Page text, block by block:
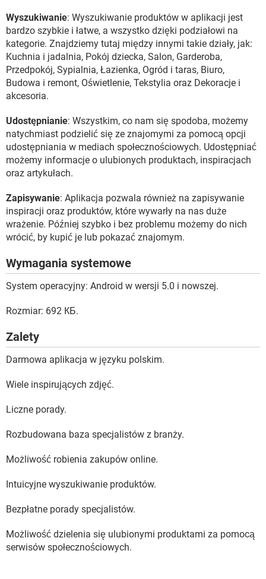
Wyszukiwanie: Wyszukiwanie produktów w aplikacji jest
bardzo szybkie i łatwe, a wszystko dzięki podziałowi na
kategorie. Znajdziemy tutaj między innymi takie działy, jak:
Kuchnia i jadalnia, Pokój dziecka, Salon, Garderoba,
Przedpokój, Sypialnia, Łazienka, Ogród i taras, Biuro,
Budowa i remont, Oświetlenie, Tekstylia oraz Dekoracje i
akcesoria.
Udostępnianie: Wszystkim, co nam się spodoba, możemy
natychmiast podzielić się ze znajomymi za pomocą opcji
udostępniania w mediach społecznościowych. Udostępniać
możemy informacje o ulubionych produktach, inspiracjach
oraz artykułach.
Zapisywanie: Aplikacja pozwala również na zapisywanie
inspiracji oraz produktów, które wywarły na nas duże
wrażenie. Później szybko i bez problemu możemy do nich
wrócić, by kupić je lub pokazać znajomym.
Wymagania systemowe
System operacyjny: Android w wersji 5.0 i nowszej.
Rozmiar: 692 КБ.
Zalety
Darmowa aplikacja w języku polskim.
Wiele inspirujących zdjęć.
Liczne porady.
Rozbudowana baza specjalistów z branży.
Możliwość robienia zakupów online.
Intuicyjne wyszukiwanie produktów.
Bezpłatne porady specjalistów.
Możliwość dzielenia się ulubionymi produktami za pomocą
serwisów społecznościowych.